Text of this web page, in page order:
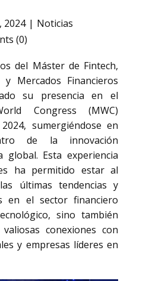
2024
Noticias
(0)
del Máster de Fintech,
y Mercados Financieros
su presencia en el
Congress (MWC)
sumergiéndose en
de la innovación
global. Esta experiencia
ha permitido estar al
últimas tendencias y
en el sector financiero
sino también
valiosas conexiones con
y empresas líderes en